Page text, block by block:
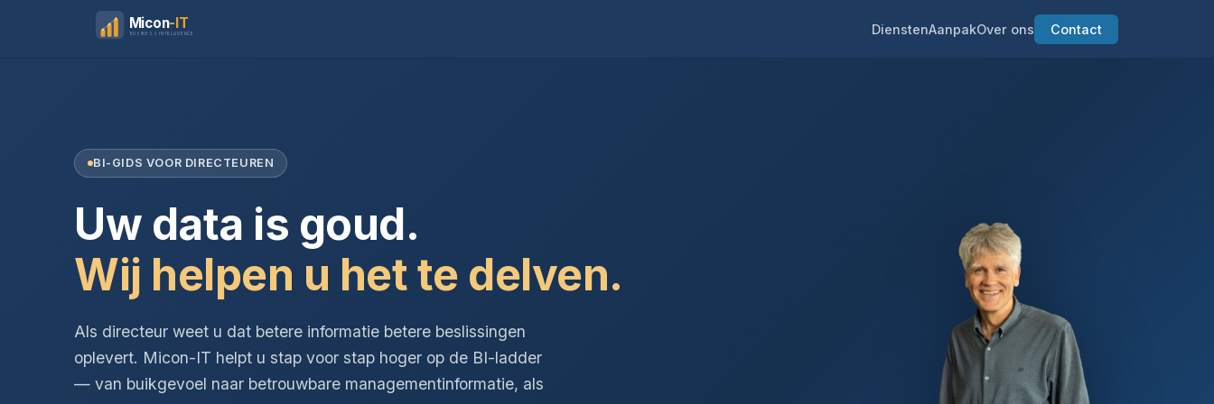
Micon-IT
BUSINESS INTELLIGENCE DienstenAanpakOver ons Contact
BI-GIDS VOOR DIRECTEUREN
Uw data is goud.
Wij helpen u het te delven.
Als directeur weet u dat betere informatie betere beslissingen
oplevert. Micon-IT helpt u stap voor stap hoger op de BI-ladder
— van buikgevoel naar betrouwbare managementinformatie, als